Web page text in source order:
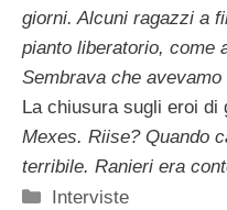
giorni. Alcuni ragazzi a
pianto liberatorio, come
Sembrava che
La chiusura sugli eroi di
Mexes. Riise? Quando
terribile. Ranieri era
Categorie
Interviste